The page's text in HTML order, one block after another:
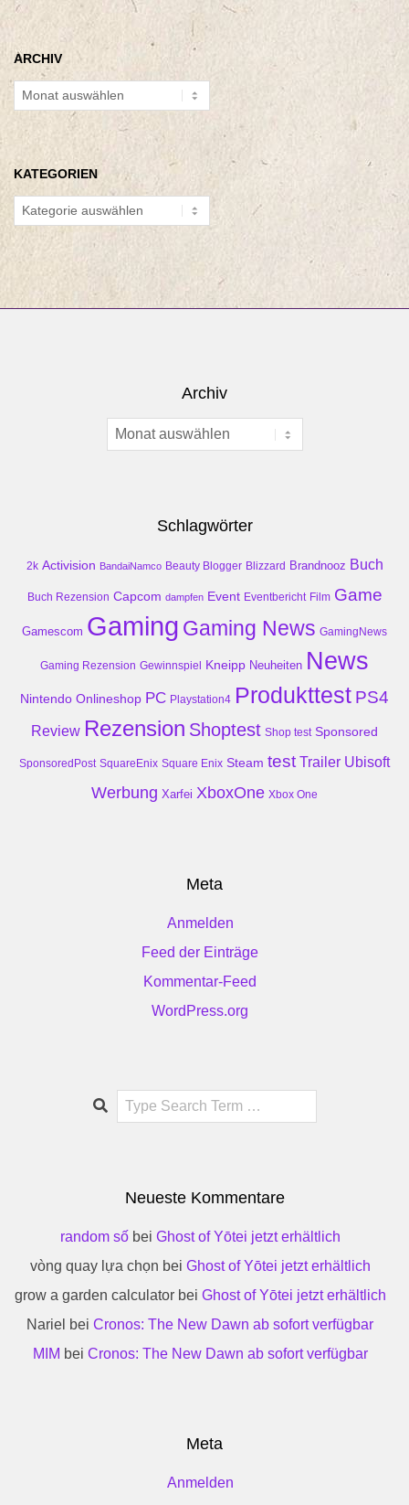
ARCHIV
Archiv
KATEGORIEN
Kategorien
Archiv
Archiv
Schlagwörter
2k Activision BandaiNamco Beauty Blogger Blizzard Brandnooz Buch
Buch Rezension Capcom dampfen Event Eventbericht Film Game
Gamescom Gaming Gaming News GamingNews
Gaming Rezension Gewinnspiel Kneipp Neuheiten News
Nintendo Onlineshop PC Playstation4 Produkttest PS4
Review Rezension Shoptest Shop test Sponsored
SponsoredPost SquareEnix Square Enix Steam test Trailer Ubisoft
Werbung Xarfei XboxOne Xbox One
Meta
Anmelden
Feed der Einträge
Kommentar-Feed
WordPress.org
Search
Neueste Kommentare
random sốbei Ghost of Yōtei jetzt erhältlich
vòng quay lựa chọn bei Ghost of Yōtei jetzt erhältlich
grow a garden calculatorbei Ghost of Yōtei jetzt erhältlich
Nariel bei Cronos: The New Dawn ab sofort verfügbar
MIM bei Cronos: The New Dawn ab sofort verfügbar
Meta
Anmelden